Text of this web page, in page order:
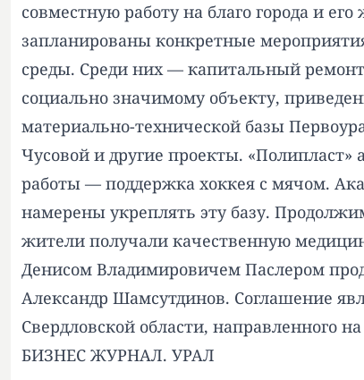
совместную работу на благо города и
запланированы конкретные
среды. Среди них — капитальный
социально значимому объекту,
материально-технической базы
Чусовой и другие проекты. «Полипласт»
работы — поддержка хоккея с мячом.
намерены укреплять эту базу.
жители получали качественную
Денисом Владимировичем Паслером
Александр Шамсутдинов. Соглашение
Свердловской области, направленного
БИЗНЕС ЖУРНАЛ. УРАЛ